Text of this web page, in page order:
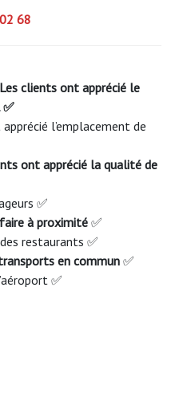
68
clients ont apprécié le
l’emplacement de
ont apprécié la qualité de
✅
à proximité ✅
restaurants ✅
en commun ✅
✅